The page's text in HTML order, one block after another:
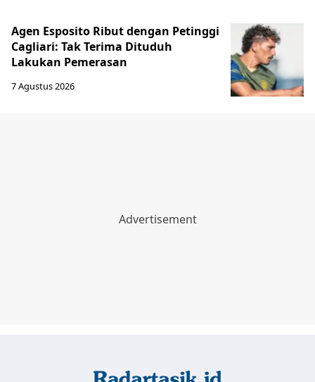
Agen Esposito Ribut dengan Petinggi
Cagliari: Tak Terima Dituduh
Lakukan Pemerasan
7 Agustus 2026